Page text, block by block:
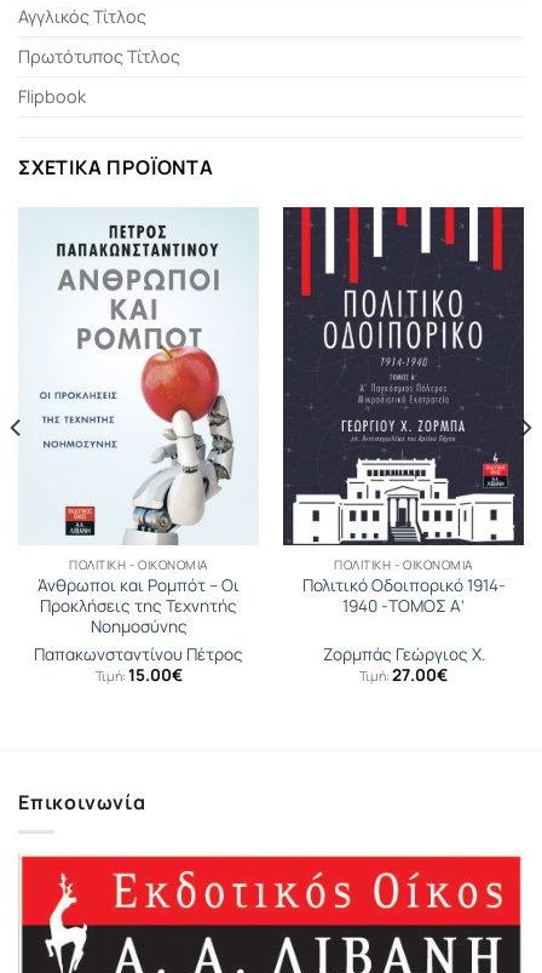
Αγγλικός Τίτλος
Πρωτότυπος Τίτλος
Flipbook
ΣΧΕΤΙΚΆ ΠΡΟΪΌΝΤΑ
ΠΟΛΙΤΙΚΉ - ΟΙΚΟΝΟΜΊΑ
Άνθρωποι και Ρομπότ – Οι
Προκλήσεις της Τεχνητής
Νοημοσύνης
Παπακωνσταντίνου Πέτρος
Τιμή: 15.00€
ΠΟΛΙΤΙΚΉ - ΟΙΚΟΝΟΜΊΑ
Πολιτικό Οδοιπορικό 1914-
1940 -ΤΟΜΟΣ Α’
Ζορµπάς Γεώργιος Χ.
Τιμή: 27.00€
Επικοινωνία